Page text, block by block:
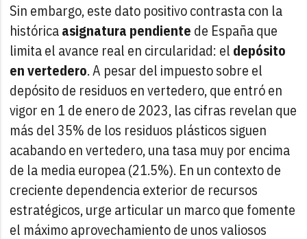
Sin embargo, este dato positivo contrasta con la
históricaasignatura pendiente de España que
limita el avance real en circularidad: el depósito
en vertedero. A pesar del impuesto sobre el
depósito de residuos en vertedero, que entró en
vigor en 1 de enero de 2023, las cifras revelan que
más del 35% de los residuos plásticos siguen
acabando en vertedero, una tasa muy por encima
de la media europea (21.5%). En un contexto de
creciente dependencia exterior de recursos
estratégicos, urge articular un marco que fomente
el máximo aprovechamiento de unos valiosos